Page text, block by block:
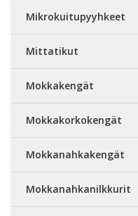
Mikrokuitupyyhkeet
Mittatikut
Mokkakengät
Mokkakorkokengät
Mokkanahkakengät
Mokkanahkanilkkurit